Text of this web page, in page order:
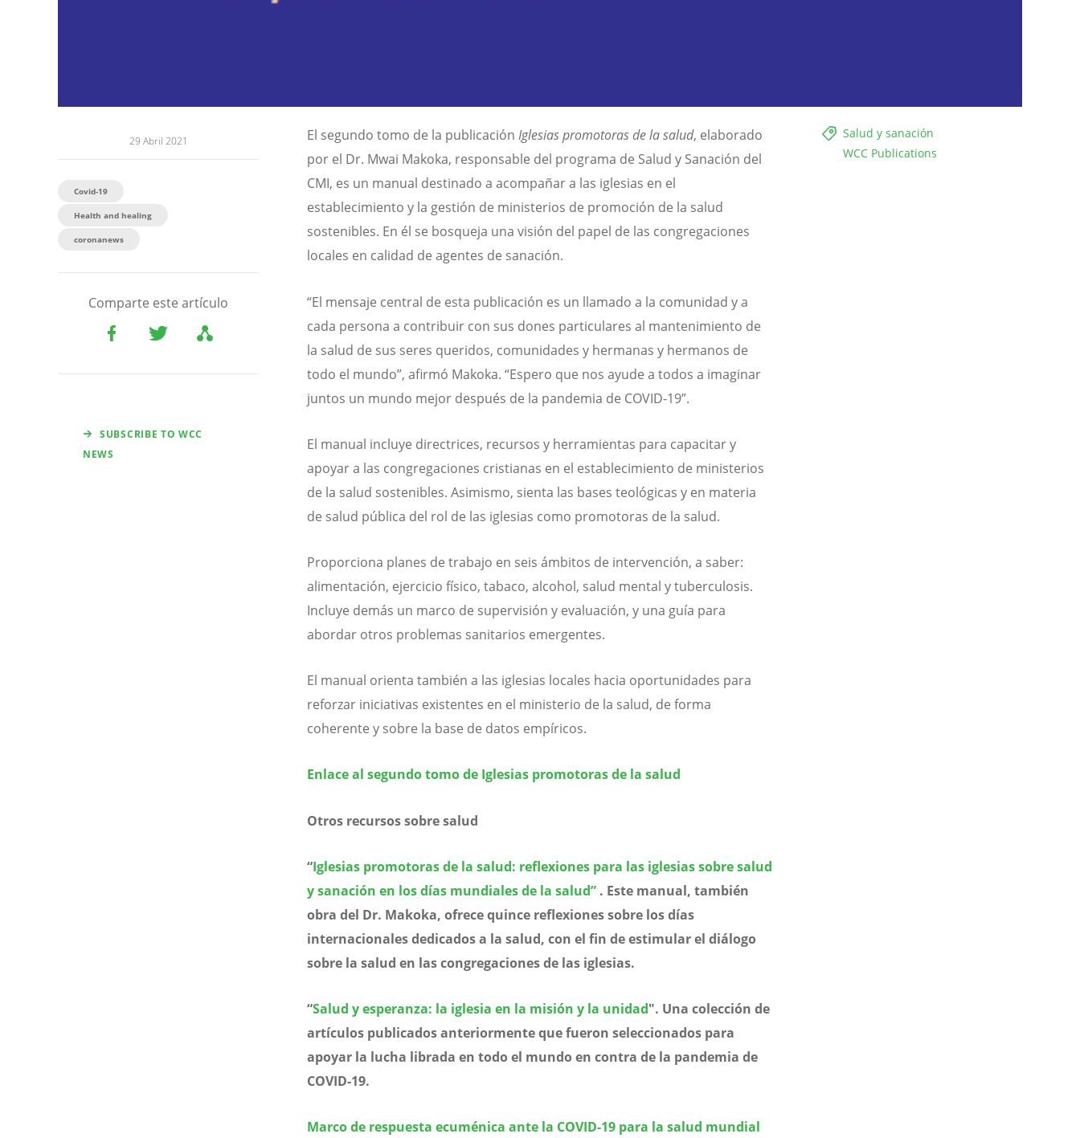
29 Abril 2021
Covid-19
Health and healing
coronanews
Comparte este artículo
SUBSCRIBE TO WCC
NEWS
Salud y sanación
WCC Publications
El segundo tomo de la publicación Iglesias promotoras de la salud, elaborado
por el Dr. Mwai Makoka, responsable del programa de Salud y Sanación del
CMI, es un manual destinado a acompañar a las iglesias en el
establecimiento y la gestión de ministerios de promoción de la salud
sostenibles. En él se bosqueja una visión del papel de las congregaciones
locales en calidad de agentes de sanación.
“El mensaje central de esta publicación es un llamado a la comunidad y a
cada persona a contribuir con sus dones particulares al mantenimiento de
la salud de sus seres queridos, comunidades y hermanas y hermanos de
todo el mundo”, afirmó Makoka. “Espero que nos ayude a todos a imaginar
juntos un mundo mejor después de la pandemia de COVID-19”.
El manual incluye directrices, recursos y herramientas para capacitar y
apoyar a las congregaciones cristianas en el establecimiento de ministerios
de la salud sostenibles. Asimismo, sienta las bases teológicas y en materia
de salud pública del rol de las iglesias como promotoras de la salud.
Proporciona planes de trabajo en seis ámbitos de intervención, a saber:
alimentación, ejercicio físico, tabaco, alcohol, salud mental y tuberculosis.
Incluye demás un marco de supervisión y evaluación, y una guía para
abordar otros problemas sanitarios emergentes.
El manual orienta también a las iglesias locales hacia oportunidades para
reforzar iniciativas existentes en el ministerio de la salud, de forma
coherente y sobre la base de datos empíricos.
Enlace al segundo tomo de Iglesias promotoras de la salud
Otros recursos sobre salud
“Iglesias promotoras de la salud: reflexiones para las iglesias sobre salud
y sanación en los días mundiales de la salud” . Este manual, también
obra del Dr. Makoka, ofrece quince reflexiones sobre los días
internacionales dedicados a la salud, con el fin de estimular el diálogo
sobre la salud en las congregaciones de las iglesias.
“Salud y esperanza: la iglesia en la misión y la unidad". Una colección de
artículos publicados anteriormente que fueron seleccionados para
apoyar la lucha librada en todo el mundo en contra de la pandemia de
COVID-19.
Marco de respuesta ecuménica ante la COVID-19 para la salud mundial